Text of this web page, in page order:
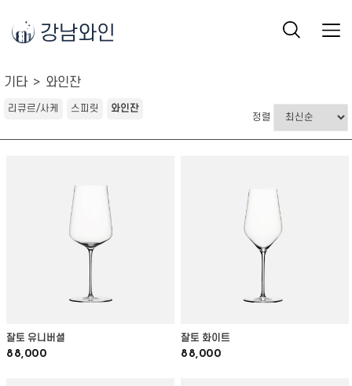
강남와인
기타 와인잔
리큐르/사케 스피릿 와인잔
정렬
잘토 유니버셜
88,000
잘토 화이트
88,000